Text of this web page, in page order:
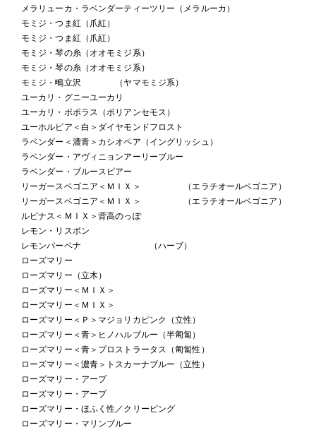
メラリューカ・ラベンダーティーツリー（メラルーカ）
モミジ・つま紅（爪紅）
モミジ・つま紅（爪紅）
モミジ・琴の糸（オオモミジ系）
モミジ・琴の糸（オオモミジ系）
モミジ・鴫立沢 （ヤマモミジ系）
ユーカリ・グニーユーカリ
ユーカリ・ポポラス（ポリアンセモス）
ユーホルビア＜白＞ダイヤモンドフロスト
ラベンダー＜濃青＞カシオペア（イングリッシュ）
ラベンダー・アヴィニョンアーリーブルー
ラベンダー・ブルースピアー
リーガースベゴニア＜ＭＩＸ＞ （エラチオールベゴニア）
リーガースベゴニア＜ＭＩＸ＞ （エラチオールベゴニア）
ルピナス＜ＭＩＸ＞背高のっぽ
レモン・リスボン
レモンバーベナ （ハーブ）
ローズマリー
ローズマリー（立木）
ローズマリー＜ＭＩＸ＞
ローズマリー＜ＭＩＸ＞
ローズマリー＜Ｐ＞マジョリカピンク（立性）
ローズマリー＜青＞ヒノハルブルー（半匍匐）
ローズマリー＜青＞プロストラータス（匍匐性）
ローズマリー＜濃青＞トスカーナブルー（立性）
ローズマリー・アープ
ローズマリー・アープ
ローズマリー・ほふく性／クリーピング
ローズマリー・マリンブルー